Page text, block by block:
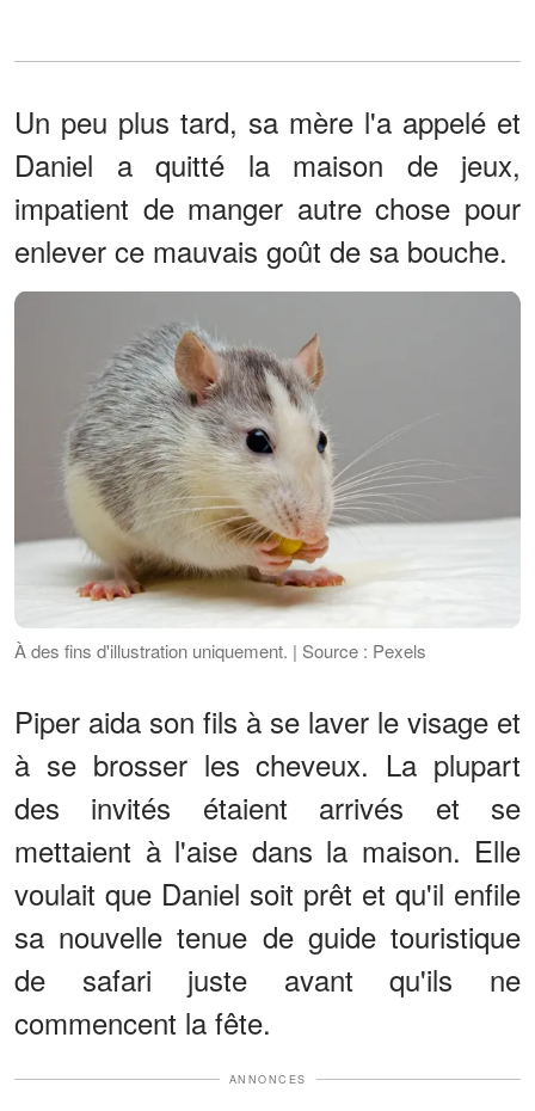
Un peu plus tard, sa mère l'a appelé et
Daniel a quitté la maison de jeux,
impatient de manger autre chose pour
enlever ce mauvais goût de sa bouche.
À des fins d'illustration uniquement. | Source : Pexels
Piper aida son fils à se laver le visage et
à se brosser les cheveux. La plupart
des invités étaient arrivés et se
mettaient à l'aise dans la maison. Elle
voulait que Daniel soit prêt et qu'il enfile
sa nouvelle tenue de guide touristique
de safari juste avant qu'ils ne
commencent la fête.
ANNONCES